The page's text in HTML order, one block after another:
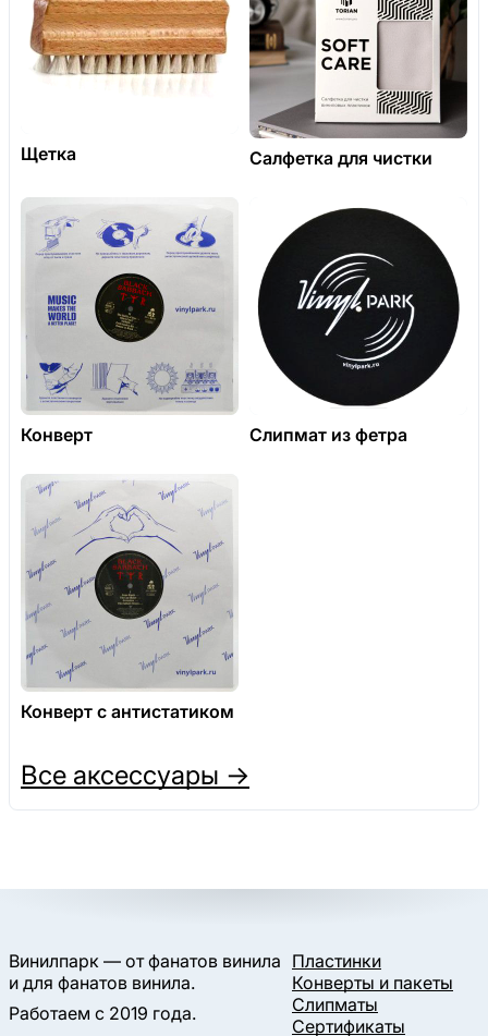
Щетка Салфетка для чистки
Конверт Слипмат из фетра
Конверт с антистатиком
Все аксессуары →
Винилпарк — от фанатов винила
и для фанатов винила.
Работаем с 2019 года.
Пластинки
Конверты и пакеты
Слипматы
Сертификаты